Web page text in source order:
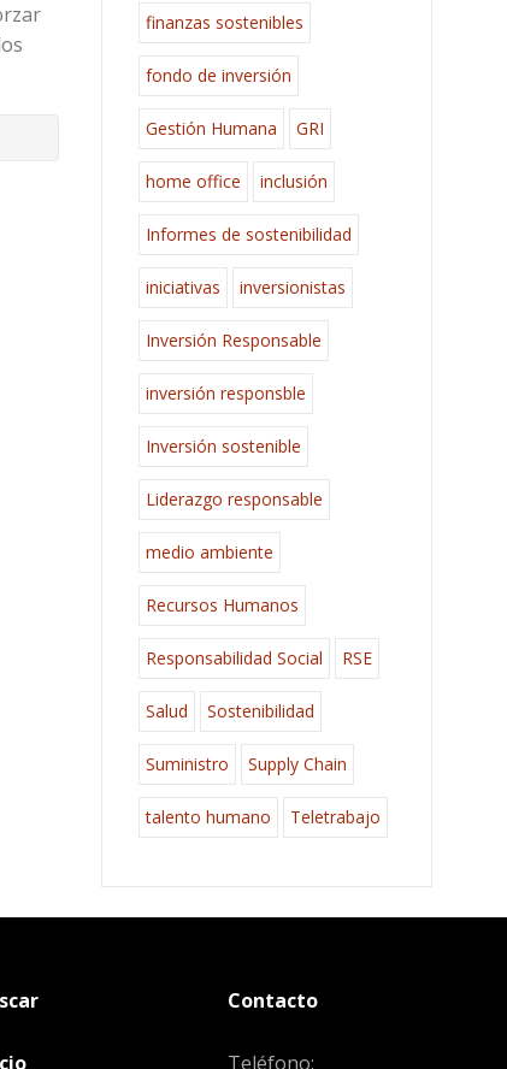
finanzas sostenibles
fondo de inversión
Gestión Humana GRI
home office inclusión
Informes de sostenibilidad
iniciativas inversionistas
Inversión Responsable
inversión responsble
Inversión sostenible
Liderazgo responsable
medio ambiente
Recursos Humanos
Responsabilidad Social RSE
Salud Sostenibilidad
Suministro Supply Chain
talento humano Teletrabajo
Contacto
Teléfono: